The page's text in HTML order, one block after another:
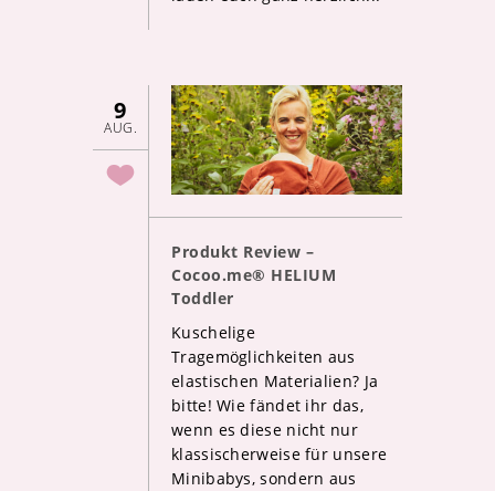
9
AUG.
Produkt Review –
Cocoo.me® HELIUM
Toddler
Kuschelige
Tragemöglichkeiten aus
elastischen Materialien? Ja
bitte! Wie fändet ihr das,
wenn es diese nicht nur
klassischerweise für unsere
Minibabys, sondern aus